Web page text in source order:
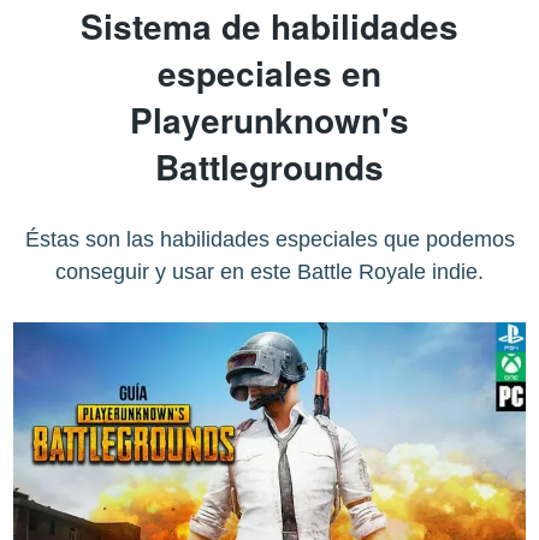
Sistema de habilidades
especiales en
Playerunknown's
Battlegrounds
Éstas son las habilidades especiales que podemos
conseguir y usar en este Battle Royale indie.